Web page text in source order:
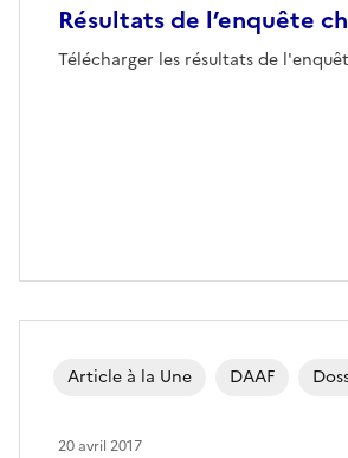
Résultats de l’enquête
Télécharger les résultats de
Article à la Une DAAF
20 avril 2017